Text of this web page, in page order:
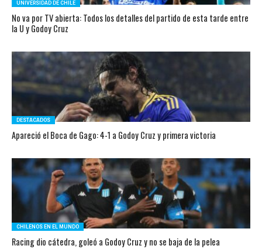
UNIVERSIDAD DE CHILE
No va por TV abierta: Todos los detalles del partido de esta tarde entre
la U y Godoy Cruz
DESTACADOS
Apareció el Boca de Gago: 4-1 a Godoy Cruz y primera victoria
CHILENOS EN EL MUNDO
Racing dio cátedra, goleó a Godoy Cruz y no se baja de la pelea